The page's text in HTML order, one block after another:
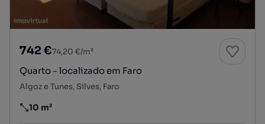
742 €74,20 €/m²
Quarto - localizado em Faro
Algoz e Tunes, Silves, Faro
Preço por metro quadrado
10 m²